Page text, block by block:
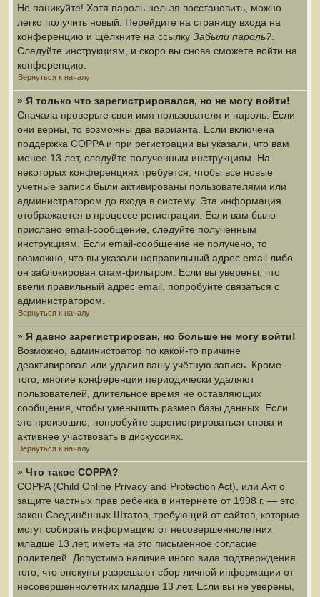
Не паникуйте! Хотя пароль нельзя восстановить, можно
легко получить новый. Перейдите на страницу входа на
конференцию и щёлкните на ссылку Забыли пароль?
Следуйте инструкциям, и скоро вы снова сможете войти на
конференцию.
Вернуться к началу
» Я только что зарегистрировался, но не могу войти!
Сначала проверьте свои имя пользователя и пароль. Если
они верны, то возможны два варианта. Если включена
поддержка COPPA и при регистрации вы указали, что вам
менее 13 лет, следуйте полученным инструкциям. На
некоторых конференциях требуется, чтобы все новые
учётные записи были активированы пользователями или
администратором до входа в систему. Эта информация
отображается в процессе регистрации. Если вам было
прислано email-сообщение, следуйте полученным
инструкциям. Если email-сообщение не получено, то
возможно, что вы указали неправильный адрес email либо
он заблокирован спам-фильтром. Если вы уверены, что
ввели правильный адрес email, попробуйте связаться с
администратором.
Вернуться к началу
» Я давно зарегистрирован, но больше не могу войти!
Возможно, администратор по какой-то причине
деактивировал или удалил вашу учётную запись. Кроме
того, многие конференции периодически удаляют
пользователей, длительное время не оставляющих
сообщения, чтобы уменьшить размер базы данных. Если
это произошло, попробуйте зарегистрироваться снова и
активнее участвовать в дискуссиях.
Вернуться к началу
» Что такое COPPA?
COPPA (Child Online Privacy and Protection Act), или Акт о
защите частных прав ребёнка в интернете от 1998 г. — это
закон Соединённых Штатов, требующий от сайтов, которые
могут собирать информацию от несовершеннолетних
младше 13 лет, иметь на это письменное согласие
родителей. Допустимо наличие иного вида подтверждения
того, что опекуны разрешают сбор личной информации от
несовершеннолетних младше 13 лет. Если вы не уверены,